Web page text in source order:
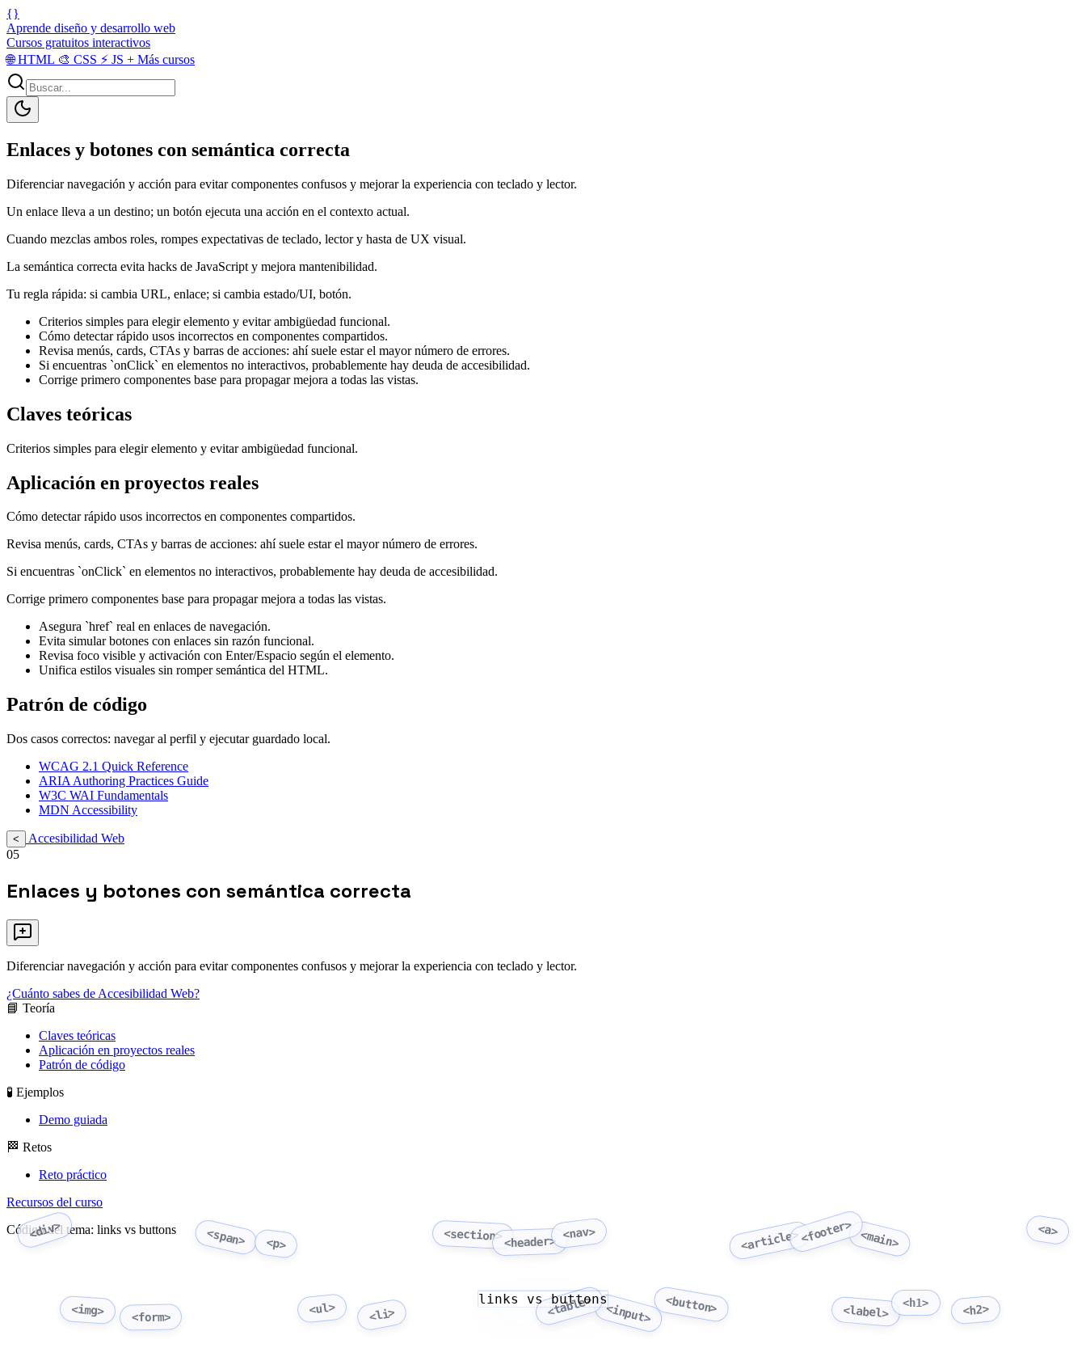
{}
Aprende diseño y desarrollo web
Cursos gratuitos interactivos
🌐HTML 🎨 CSS ⚡ JS + Más cursos
Enlaces y botones con semántica correcta
Diferenciar navegación y acción para evitar componentes confusos y mejorar la experiencia con teclado y lector.
Un enlace lleva a un destino; un botón ejecuta una acción en el contexto actual.
Cuando mezclas ambos roles, rompes expectativas de teclado, lector y hasta de UX visual.
La semántica correcta evita hacks de JavaScript y mejora mantenibilidad.
Tu regla rápida: si cambia URL, enlace; si cambia estado/UI, botón.
Criterios simples para elegir elemento y evitar ambigüedad funcional.
Cómo detectar rápido usos incorrectos en componentes compartidos.
Revisa menús, cards, CTAs y barras de acciones: ahí suele estar el mayor número de errores.
Si encuentras `onClick` en elementos no interactivos, probablemente hay deuda de accesibilidad.
Corrige primero componentes base para propagar mejora a todas las vistas.
Claves teóricas
Criterios simples para elegir elemento y evitar ambigüedad funcional.
Aplicación en proyectos reales
Cómo detectar rápido usos incorrectos en componentes compartidos.
Revisa menús, cards, CTAs y barras de acciones: ahí suele estar el mayor número de errores.
Si encuentras `onClick` en elementos no interactivos, probablemente hay deuda de accesibilidad.
Corrige primero componentes base para propagar mejora a todas las vistas.
Asegura `href` real en enlaces de navegación.
Evita simular botones con enlaces sin razón funcional.
Revisa foco visible y activación con Enter/Espacio según el elemento.
Unifica estilos visuales sin romper semántica del HTML.
Patrón de código
Dos casos correctos: navegar al perfil y ejecutar guardado local.
WCAG 2.1 Quick Reference
ARIA Authoring Practices Guide
W3C WAI Fundamentals
MDN Accessibility
<
Accesibilidad Web
05
Enlaces y botones con semántica correcta
Diferenciar navegación y acción para evitar componentes confusos y mejorar la experiencia con teclado y lector.
¿Cuánto sabes de Accesibilidad Web?
📘 Teoría
Claves teóricas
Aplicación en proyectos reales
Patrón de código
🧪 Ejemplos
Demo guiada
🏁 Retos
Reto práctico
Recursos del curso
Código del tema: links vs buttons
<div> <span> <p>
<section><header>
<nav> <article><footer> <main> <a>
<img> <form>
<ul> <li> <table> <input> <button> <label>
<h1> <h2>
links vs buttons